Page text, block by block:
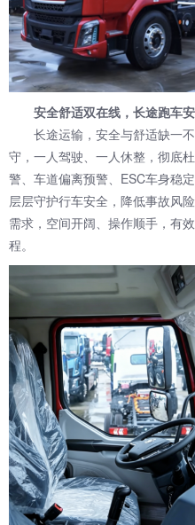
安全舒适双在线，长途跑车
长途运输，安全与舒适缺一
守，一人驾驶、一人休整，彻底
警、车道偏离预警、ESC车身稳
层层守护行车安全，降低事故风
需求，空间开阔、操作顺手，有
程。